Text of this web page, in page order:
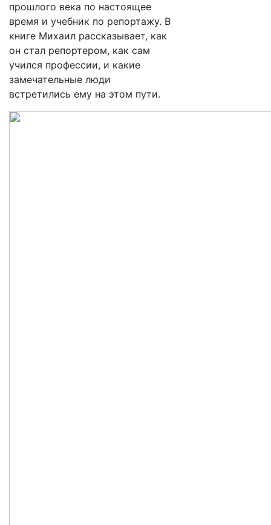
прошлого века по настоящее
время и учебник по репортажу. В
книге Михаил рассказывает, как
он стал репортером, как сам
учился профессии, и какие
замечательные люди
встретились ему на этом пути.